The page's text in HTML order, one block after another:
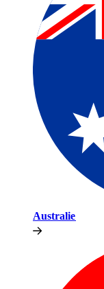
Australie​​